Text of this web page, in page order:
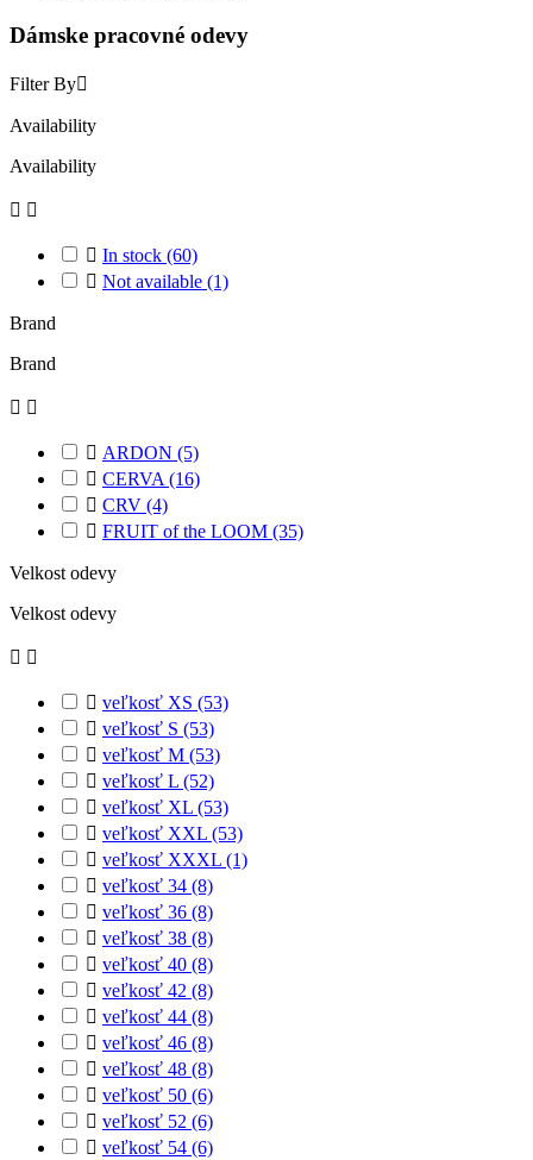
Dámske pracovné odevy
Filter By
Availability
Availability
 
 In stock (60)
 Not available (1)
Brand
Brand
 
 ARDON (5)
 CERVA(16)
 CRV (4)
 FRUIT of the LOOM (35)
Velkost odevy
Velkost odevy
 
 veľkosť XS (53)
 veľkosť S (53)
 veľkosť M (53)
 veľkosť L (52)
 veľkosť XL (53)
 veľkosť XXL (53)
 veľkosť XXXL (1)
 veľkosť 34 (8)
 veľkosť 36 (8)
 veľkosť 38 (8)
 veľkosť 40 (8)
 veľkosť 42 (8)
 veľkosť 44 (8)
 veľkosť 46 (8)
 veľkosť 48 (8)
 veľkosť 50 (6)
 veľkosť 52 (6)
 veľkosť 54 (6)